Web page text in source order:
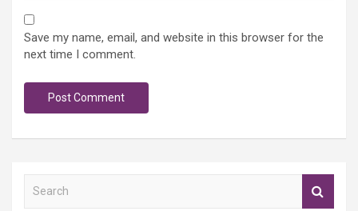
Save my name, email, and website in this browser for the
next time I comment.